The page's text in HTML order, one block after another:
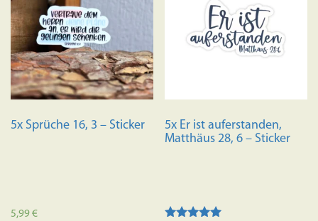
5x Sprüche 16, 3 – Sticker
5,99€
5x Er ist auferstanden,
Matthäus 28, 6 – Sticker